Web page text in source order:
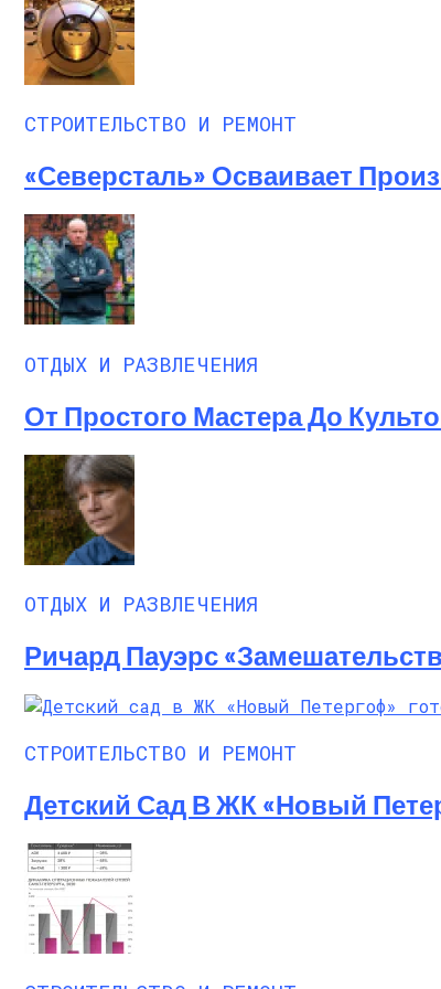
СТРОИТЕЛЬСТВО И РЕМОНТ
«Северсталь» Осваивает
ОТДЫХ И РАЗВЛЕЧЕНИЯ
От Простого Мастера До
ОТДЫХ И РАЗВЛЕЧЕНИЯ
Ричард Пауэрс
СТРОИТЕЛЬСТВО И РЕМОНТ
Детский Сад В ЖК «Новый